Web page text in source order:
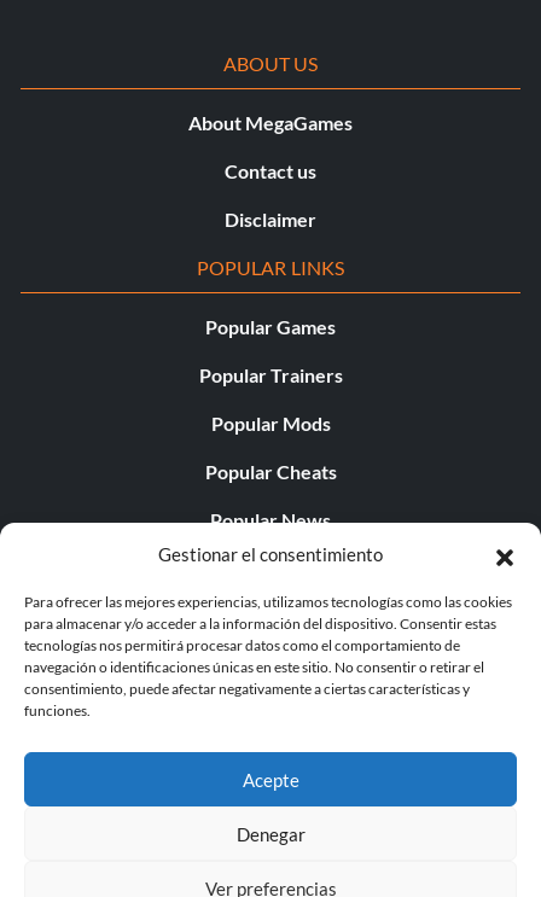
Gestionar el consentimiento
Para ofrecer las mejores experiencias, utilizamos tecnologías como las cookies
para almacenar y/o acceder a la información del dispositivo. Consentir estas
tecnologías nos permitirá procesar datos como el comportamiento de
navegación o identificaciones únicas en este sitio. No consentir o retirar el
consentimiento, puede afectar negativamente a ciertas características y
funciones.
Acepte
Denegar
Ver preferencias
ABOUT US
About MegaGames
Contact us
Disclaimer
POPULAR LINKS
Popular Games
Popular Trainers
Popular Mods
Popular Cheats
Popular News
Popular Editorials
Popular Free Games
LATEST UPDATES
© 1998 - 2026 MegaGames.com All rights reserved